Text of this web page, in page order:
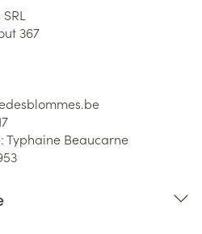
367
Typhaine Beaucarne